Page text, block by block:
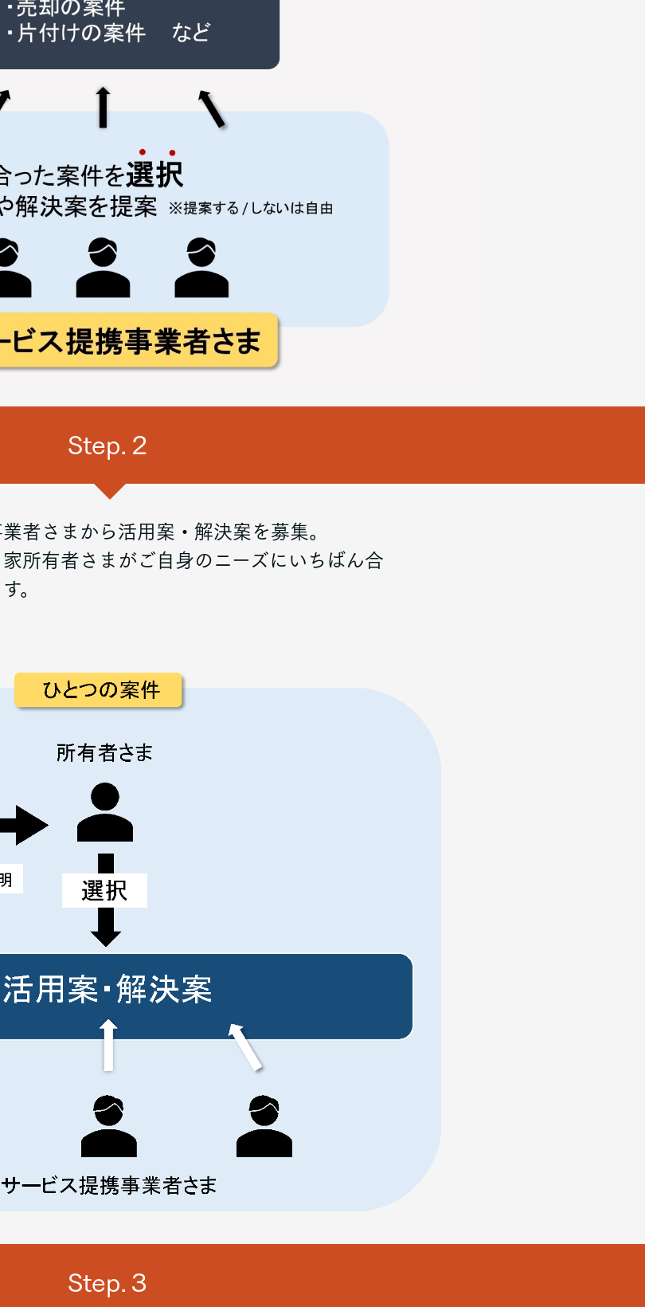
Step.２
者さまから活用案・解決案を募集。
所有者さまがご自身のニーズにいちばん合
。
Step.３